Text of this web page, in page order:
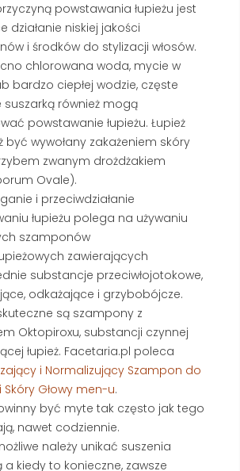
powstawania łupieżu jest
działanie niskiej jakości
i środków do stylizacji włosów.
chlorowana woda, mycie w
bardzo ciepłej wodzie, częste
suszarką również mogą
powstawanie łupieżu. Łupież
być wywołany zakażeniem skóry
zwanym drożdżakiem
Ovale).
i przeciwdziałanie
łupieżu polega na używaniu
szamponów
zawierających
substancje przeciwłojotokowe,
odkażające i grzybobójcze.
są szampony z
Oktopiroxu, substancji czynnej
łupież. Facetaria.pl poleca
i Normalizujący Szampon do
Skóry Głowy men-u.
być myte tak często jak tego
nawet codziennie.
należy unikać suszenia
a kiedy to konieczne, zawsze